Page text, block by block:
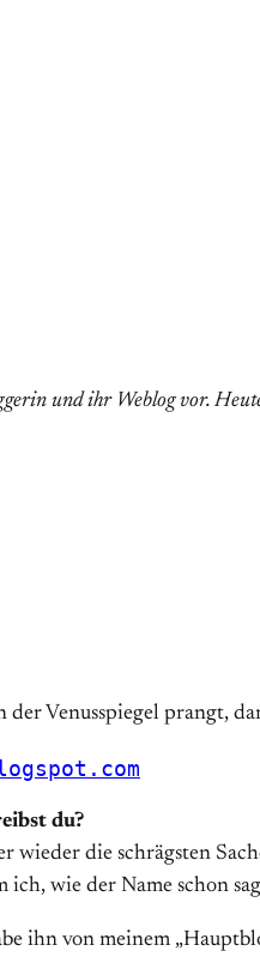
und ihr Weblog vor.
du?
wieder die schrägsten
ich, wie der Name schon
ihn von meinem